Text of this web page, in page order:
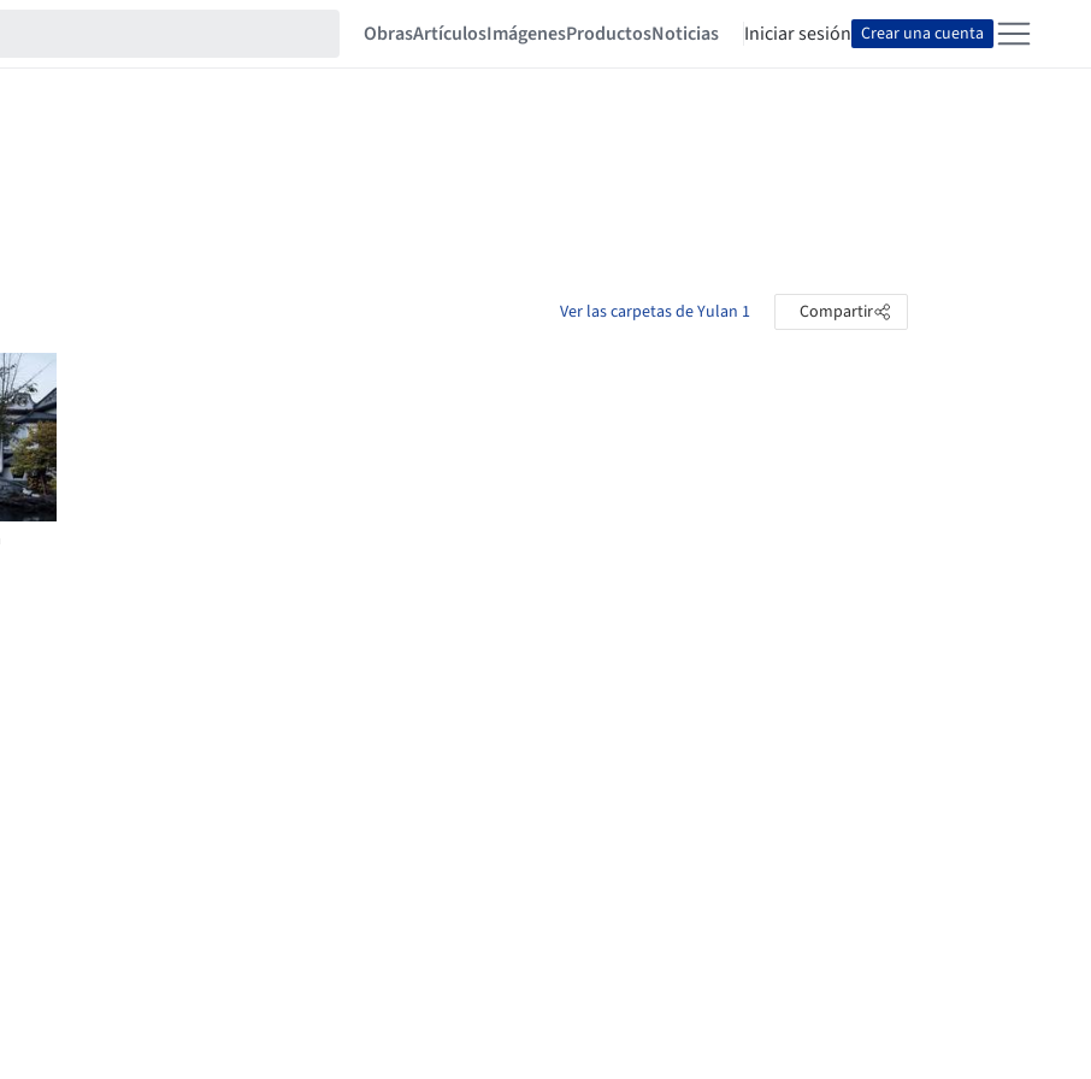
ObrasArtículosImágenesProductosNoticias Iniciar sesión Crear una cuenta
Ver las carpetas de Yulan 1 Compartir